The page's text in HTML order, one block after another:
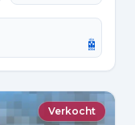
Verkocht